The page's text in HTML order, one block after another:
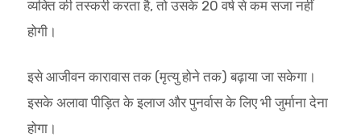
व्यक्ति की तस्करी करता है, तो उसके 20 वर्ष से कम सजा नहीं
होगी।
इसे आजीवन कारावास तक (मृत्यु होने तक) बढ़ाया जा सकेगा।
इसके अलावा पीड़ित के इलाज और पुनर्वास के लिए भी जुर्माना देना
होगा।